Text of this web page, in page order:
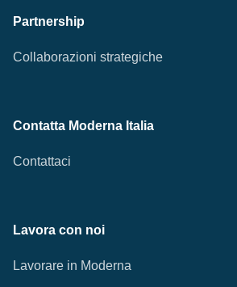
Partnership
Collaborazioni strategiche
Contatta Moderna Italia
Contattaci
Lavora con noi
Lavorare in Moderna